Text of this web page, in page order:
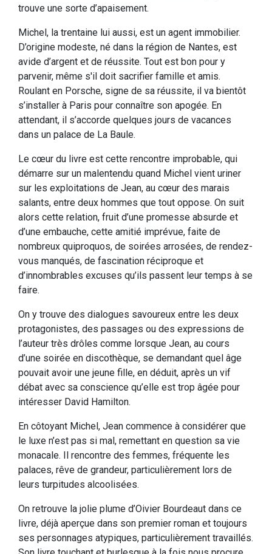
trouve une sorte d’apaisement.
Michel, la trentaine lui aussi, est un agent immobilier.
D’origine modeste, né dans la région de Nantes, est
avide d’argent et de réussite. Tout est bon pour y
parvenir, même s'il doit sacrifier famille et amis.
Roulant en Porsche, signe de sa réussite, il va bientôt
s’installer à Paris pour connaître son apogée. En
attendant, il s’accorde quelques jours de vacances
dans un palace de La Baule.
Le cœur du livre est cette rencontre improbable, qui
démarre sur un malentendu quand Michel vient uriner
sur les exploitations de Jean, au cœur des marais
salants, entre deux hommes que tout oppose. On suit
alors cette relation, fruit d’une promesse absurde et
d’une embauche, cette amitié imprévue, faite de
nombreux quiproquos, de soirées arrosées, de rendez-
vous manqués, de fascination réciproque et
d’innombrables excuses qu’ils passent leur temps à se
faire.
On y trouve des dialogues savoureux entre les deux
protagonistes, des passages ou des expressions de
l’auteur très drôles comme lorsque Jean, au cours
d’une soirée en discothèque, se demandant quel âge
pouvait avoir une jeune fille, en déduit, après un vif
débat avec sa conscience qu’elle est trop âgée pour
intéresser David Hamilton.
En côtoyant Michel, Jean commence à considérer que
le luxe n’est pas si mal, remettant en question sa vie
monacale. Il rencontre des femmes, fréquente les
palaces, rêve de grandeur, particulièrement lors de
leurs turpitudes alcoolisées.
On retrouve la jolie plume d’Oivier Bourdeaut dans ce
livre, déjà aperçue dans son premier roman et toujours
ses personnages atypiques, particulièrement travaillés.